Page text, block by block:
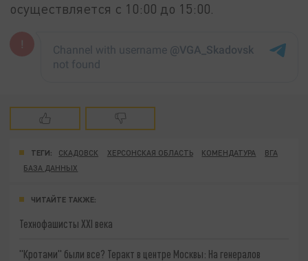
осуществляется с 10:00 до 15:00.
ТЕГИ: СКАДОВСК ХЕРСОНСКАЯ ОБЛАСТЬ КОМЕНДАТУРА
ВГА
БАЗА ДАННЫХ
ЧИТАЙТЕ ТАКЖЕ:
Технофашисты XXI века
"Кротами" были все? Теракт в центре Москвы: На генералов